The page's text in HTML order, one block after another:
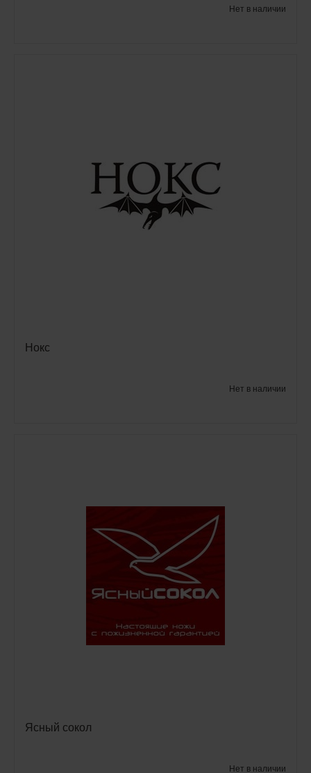
Нет в наличии
Нокс
Нет в наличии
Ясный сокол
Нет в наличии